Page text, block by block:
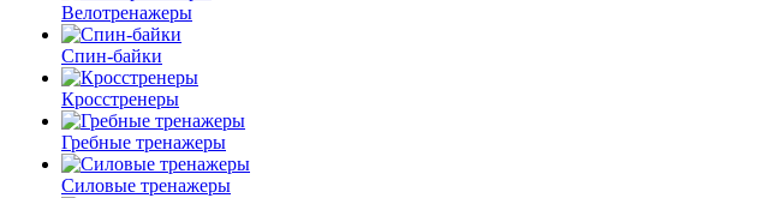
Велотренажеры
Спин-байки
Кросстренеры
Гребные тренажеры
Силовые тренажеры